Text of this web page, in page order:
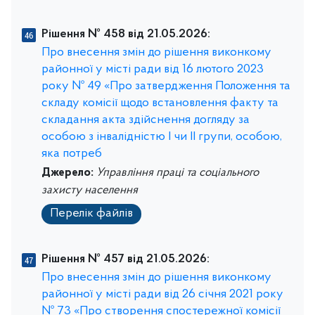
Рішення № 458 від 21.05.2026:
Про внесення змін до рішення виконкому
районної у місті ради від 16 лютого 2023
року № 49 «Про затвердження Положення та
складу комісії щодо встановлення факту та
складання акта здійснення догляду за
особою з інвалідністю І чи ІІ групи, особою,
яка потреб
Джерело: Управління праці та соціального
захисту населення
Перелік файлів
Рішення № 457 від 21.05.2026:
Про внесення змін до рішення виконкому
районної у місті ради від 26 січня 2021 року
№ 73 «Про створення спостережної комісії